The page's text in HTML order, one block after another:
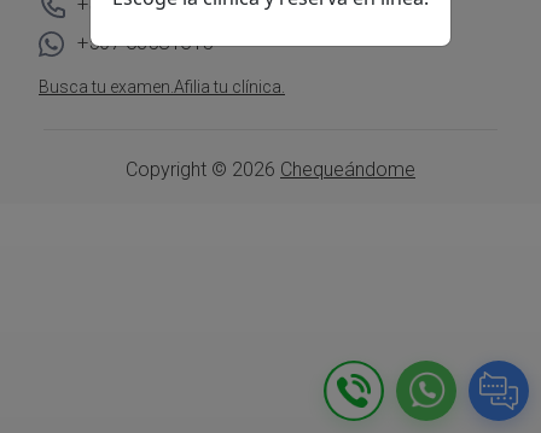
+507 63581615
Busca tu examen. Afilia tu clínica.
Copyright © 2026 Chequeándome
Cerrar